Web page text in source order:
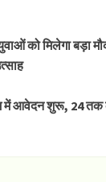
को मिलेगा बड़ा
में आवेदन शुरू, 24